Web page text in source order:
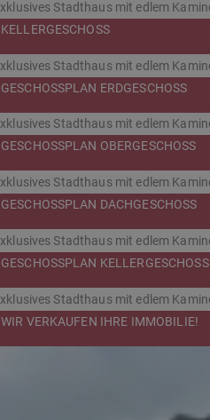
KELLERGESCHOSS
GESCHOSSPLAN ERDGESCHOSS
GESCHOSSPLAN OBERGESCHOSS
GESCHOSSPLAN DACHGESCHOSS
GESCHOSSPLAN KELLERGESCHOSS
WIR VERKAUFEN IHRE IMMOBILIE!